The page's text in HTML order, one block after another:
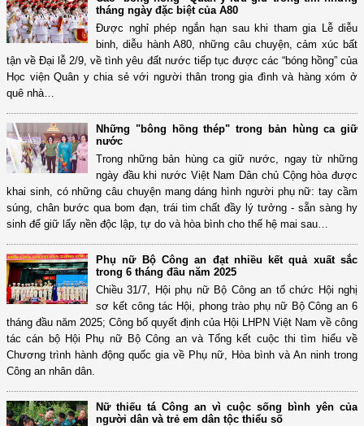
tháng ngày đặc biệt của A80
Được nghỉ phép ngắn hạn sau khi tham gia Lễ diễu
binh, diễu hành A80, những câu chuyện, cảm xúc bất
tận về Đại lễ 2/9, về tình yêu đất nước tiếp tục được các “bóng hồng” của
Học viện Quân y chia sẻ với người thân trong gia đình và hàng xóm ở
quê nhà…
Những "bông hồng thép" trong bản hùng ca giữ
nước
Trong những bản hùng ca giữ nước, ngay từ những
ngày đầu khi nước Việt Nam Dân chủ Cộng hòa được
khai sinh, có những câu chuyện mang dáng hình người phụ nữ: tay cầm
súng, chân bước qua bom đạn, trái tim chất đầy lý tưởng - sẵn sàng hy
sinh để giữ lấy nền độc lập, tự do và hòa bình cho thế hệ mai sau…
Phụ nữ Bộ Công an đạt nhiều kết quả xuất sắc
trong 6 tháng đầu năm 2025
Chiều 31/7, Hội phụ nữ Bộ Công an tổ chức Hội nghị
sơ kết công tác Hội, phong trào phụ nữ Bộ Công an 6
tháng đầu năm 2025; Công bố quyết định của Hội LHPN Việt Nam về công
tác cán bộ Hội Phụ nữ Bộ Công an và Tổng kết cuộc thi tìm hiểu về
Chương trình hành động quốc gia về Phụ nữ, Hòa bình và An ninh trong
Công an nhân dân.
Nữ thiếu tá Công an vì cuộc sống bình yên của
người dân và trẻ em dân tộc thiểu số